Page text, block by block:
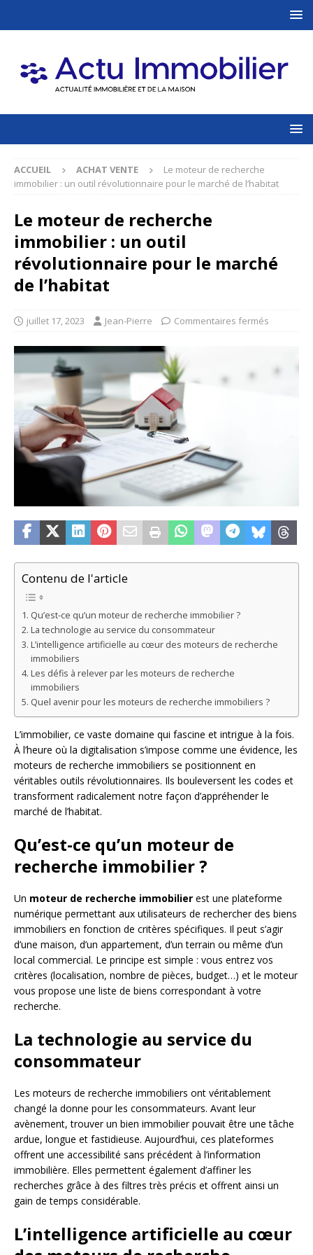
ACCUEIL ACHAT VENTE
Le moteur de recherche
immobilier : un outil révolutionnaire pour le marché de l’habitat
Le moteur de recherche
immobilier : un outil
révolutionnaire pour le marché
de l’habitat
juillet 17, 2023 Jean-Pierre Commentaires fermés
Contenu de l'article
Qu’est-ce qu’un moteur de recherche immobilier ?
La technologie au service du consommateur
L’intelligence artificielle au cœur des moteurs de recherche
immobiliers
Les défis à relever par les moteurs de recherche
immobiliers
Quel avenir pour les moteurs de recherche immobiliers ?
L’immobilier, ce vaste domaine qui fascine et intrigue à la fois.
À l’heure où la digitalisation s’impose comme une évidence, les
moteurs de recherche immobiliers se positionnent en
véritables outils révolutionnaires. Ils bouleversent les codes et
transforment radicalement notre façon d’appréhender le
marché de l’habitat.
Qu’est-ce qu’un moteur de
recherche immobilier ?
Un moteur de recherche immobilier est une plateforme
numérique permettant aux utilisateurs de rechercher des biens
immobiliers en fonction de critères spécifiques. Il peut s’agir
d’une maison, d’un appartement, d’un terrain ou même d’un
local commercial. Le principe est simple : vous entrez vos
critères (localisation, nombre de pièces, budget…) et le moteur
vous propose une liste de biens correspondant à votre
recherche.
La technologie au service du
consommateur
Les moteurs de recherche immobiliers ont véritablement
changé la donne pour les consommateurs. Avant leur
avènement, trouver un bien immobilier pouvait être une tâche
ardue, longue et fastidieuse. Aujourd’hui, ces plateformes
offrent une accessibilité sans précédent à l’information
immobilière. Elles permettent également d’affiner les
recherches grâce à des filtres très précis et offrent ainsi un
gain de temps considérable.
L’intelligence artificielle au cœur